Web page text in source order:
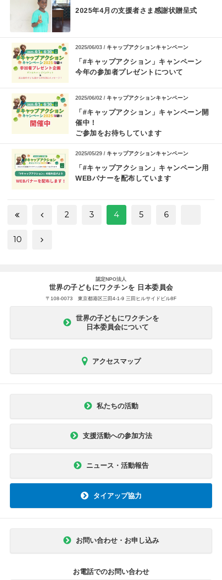
2025年4月の支援者さま感謝状贈呈式
2025/06/03 / キャップアクションキャンペーン
「#キャップアクション」キャンペーン
今年の参加者プレゼントについて
2025/06/02 / キャップアクションキャンペーン
「#キャップアクション」キャンペーン開
催中！
ご参加をお待ちしています
2025/05/29 / キャップアクションキャンペーン
「#キャップアクション」キャンペーン用
WEBバナーを配布しています
2 3 4 5 6
10
認定NPO法人
世界の子どもにワクチンを 日本委員会
〒108-0073 東京都港区三田4-1-9 三田ヒルサイドビル8F
世界の子どもにワクチンを
日本委員会について
アクセスマップ
私たちの活動
支援活動への参加方法
ニュース・活動報告
タイアップ協力
お問い合わせ・お申し込み
お電話でのお問い合わせ